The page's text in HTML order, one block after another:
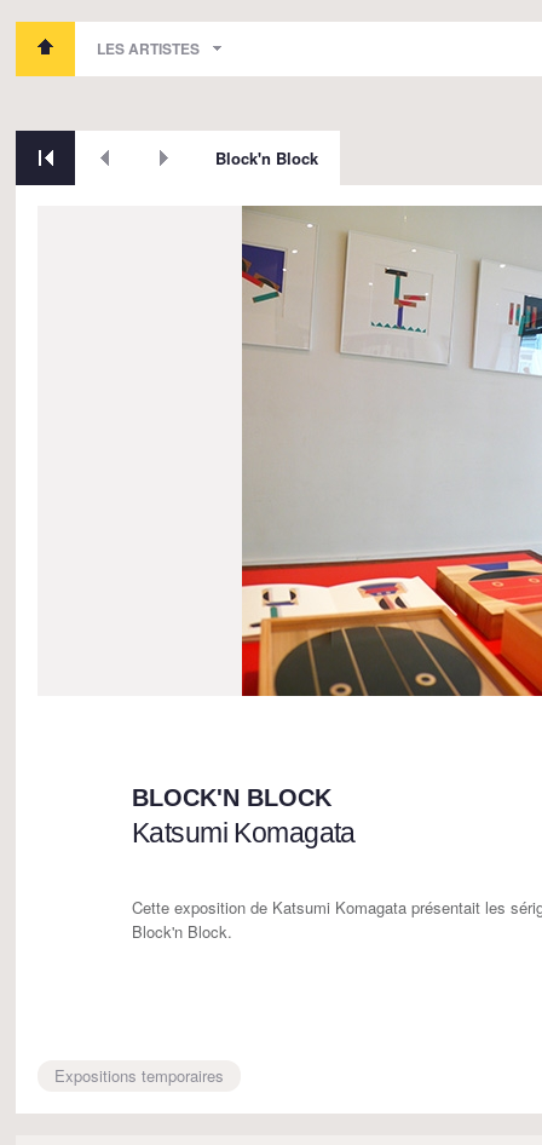
LES ARTISTES
Block'n Block
BLOCK'N BLOCK
Katsumi Komagata
Cette exposition de Katsumi Komagata présentait les
Block'n Block.
Expositions temporaires